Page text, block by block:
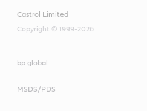
Castrol Limited
Copyright © 1999-2026
bp global
MSDS/PDS